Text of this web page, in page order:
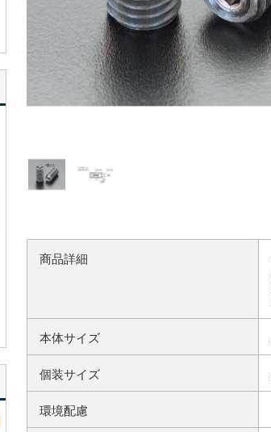
商品詳細
本体サイズ
個装サイズ
環境配慮